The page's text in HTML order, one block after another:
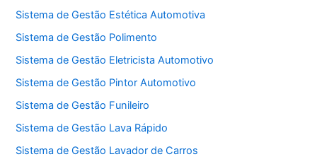
Sistema de Gestão Estética Automotiva
Sistema de Gestão Polimento
Sistema de Gestão Eletricista Automotivo
Sistema de Gestão Pintor Automotivo
Sistema de Gestão Funileiro
Sistema de Gestão Lava Rápido
Sistema de Gestão Lavador de Carros